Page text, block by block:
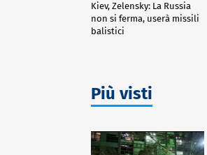
Kiev, Zelensky: La Russia
non si ferma, userà missili
balistici
Più visti